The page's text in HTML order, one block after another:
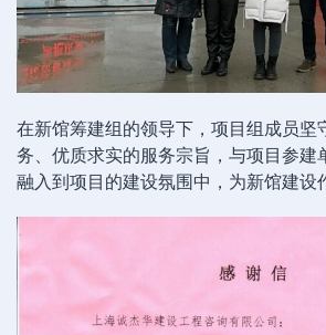
在新馆筹建组的领导下，项目组成员坚
务、优质求实的服务宗旨，与项目参建
融入到项目的建设氛围中，为新馆建设